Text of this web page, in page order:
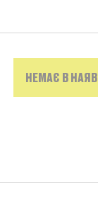
НЕМАЄ В